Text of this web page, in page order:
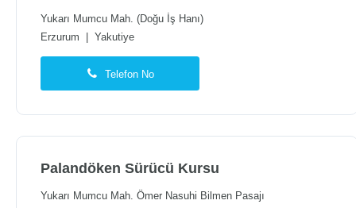
Yukarı Mumcu Mah. (Doğu İş Hanı)
Erzurum
Yakutiye
Telefon No
Palandöken Sürücü Kursu
Yukarı Mumcu Mah. Ömer Nasuhi Bilmen Pasajı